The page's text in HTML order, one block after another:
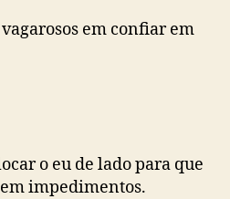
em confiar em
o eu de lado para que
impedimentos.